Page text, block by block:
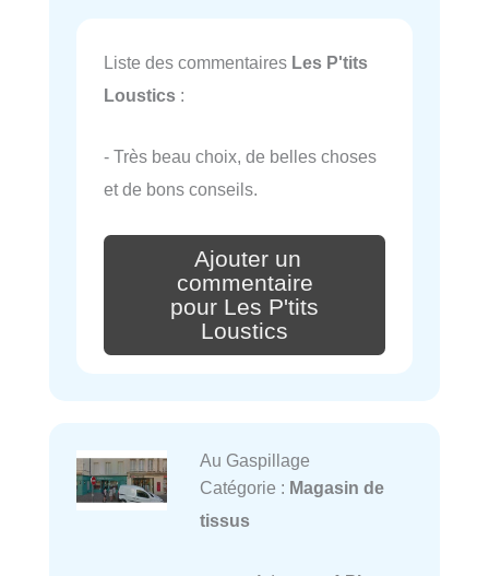
Liste des commentaires Les P'tits
Loustics :
- Très beau choix, de belles choses
et de bons conseils.
Ajouter un
commentaire
pour Les P'tits
Loustics
Au Gaspillage
Catégorie : Magasin de
tissus